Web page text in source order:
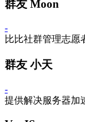
群友 Moon
-
比比社群管理志愿
群友 小天
-
提供解决服务器加